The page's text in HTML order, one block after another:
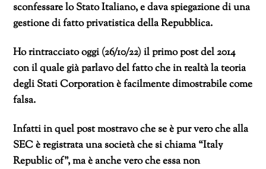
sconfessare lo Stato Italiano, e dava spiegazione di una
gestione di fatto privatistica della Repubblica.
Ho rintracciato oggi (26/10/22) il primo post del 2014
con il quale già parlavo del fatto che in realtà la teoria
degli Stati Corporation è facilmente dimostrabile come
falsa.
Infatti in quel post mostravo che se è pur vero che alla
SEC è registrata una società che si chiama “Italy
Republic of”, ma è anche vero che essa non